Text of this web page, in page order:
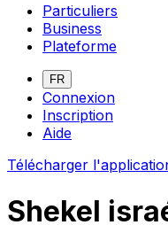
Particuliers
Business
Plateforme
FR
Connexion
Inscription
Aide
Télécharger
Shekel